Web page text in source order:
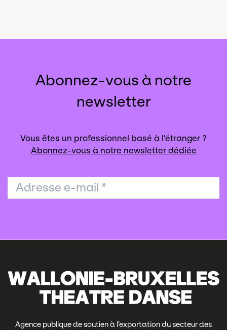
Abonnez-vous à notre
newsletter
Vous êtes un professionnel basé à l'étranger ?
Abonnez-vous à notre newsletter dédiée
Adresse e-mail *
Agence publique de soutien à l’exportation du secteur des